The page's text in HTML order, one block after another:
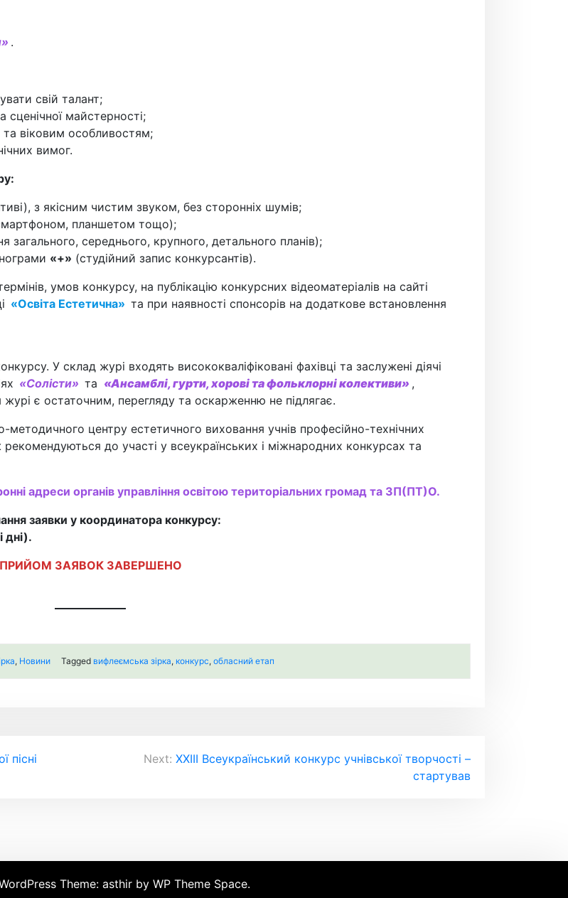
.
свій талант;
сценічної майстерності;
та віковим особливостям;
вимог.
з якісним чистим звуком, без сторонніх шумів;
планшетом тощо);
середнього, крупного, детального планів);
«+» (студійний запис конкурсантів).
умов конкурсу, на публікацію конкурсних відеоматеріалів на сайті
«Освіта Естетична» та при наявності спонсорів на додаткове встановлення
У склад журі входять висококваліфіковані фахівці та заслужені діячі
«Солісти» та «Ансамблі, гурти, хорові та фольклорні колективи» ,
журі є остаточним, перегляду та оскарженню не підлягає.
центру естетичного виховання учнів професійно-технічних
рекомендуються до участі у всеукраїнських і міжнародних конкурсах та
адреси органів управління освітою територіальних громад та ЗП(ПТ)О.
заявки у координатора конкурсу:
ПРИЙОМ ЗАЯВОК ЗАВЕРШЕНО
, Новини Tagged вифлеємська зірка, конкурс, обласний етап
пісні
Next: ХХІІІ Всеукраїнський конкурс учнівської творчості –
стартував
Theme: asthir by WP Theme Space.